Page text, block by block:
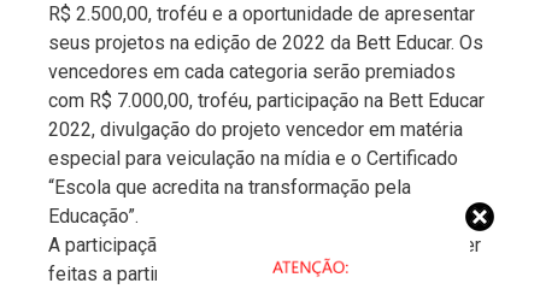
R$ 2.500,00, troféu e a oportunidade de apresentar
seus projetos na edição de 2022 da Bett Educar. Os
vencedores em cada categoria serão premiados
com R$ 7.000,00, troféu, participação na Bett Educar
2022, divulgação do projeto vencedor em matéria
especial para veiculação na mídia e o Certificado
“Escola que acredita na transformação pela
Educação”.
A participação é gratuita e as inscrições podem ser
feitas a partir no link: